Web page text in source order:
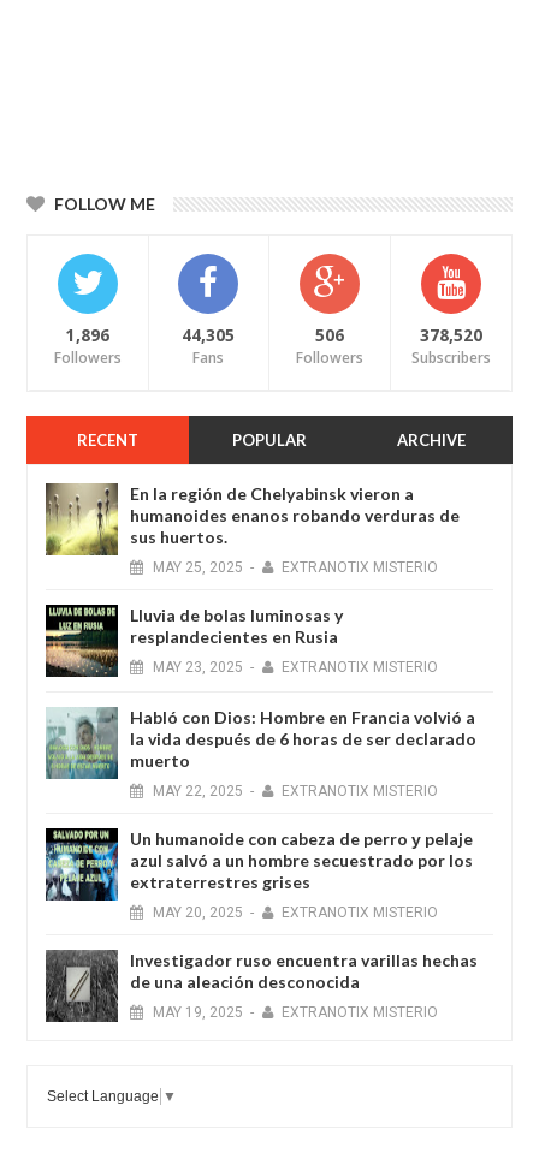
FOLLOW ME
1,896
Followers
44,305
Fans
506
Followers
378,520
Subscribers
RECENT POPULAR ARCHIVE
En la región de Chelyabinsk vieron a
humanoides enanos robando verduras de
sus huertos.
MAY 25, 2025 - EXTRANOTIX MISTERIO
Lluvia de bolas luminosas y
resplandecientes en Rusia
MAY 23, 2025 - EXTRANOTIX MISTERIO
Habló con Dios: Hombre en Francia volvió a
la vida después de 6 horas de ser declarado
muerto
MAY 22, 2025 - EXTRANOTIX MISTERIO
Un humanoide con cabeza de perro у pelaje
azul salvó a un hombre secuestrado por los
extraterrestres grises
MAY 20, 2025 - EXTRANOTIX MISTERIO
Investigador ruso encuentra varillas hechas
de una aleación desconocida
MAY 19, 2025 - EXTRANOTIX MISTERIO
Select Language ▼